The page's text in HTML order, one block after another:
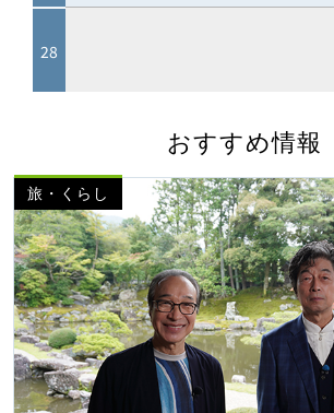
おすすめ情報
旅・くらし